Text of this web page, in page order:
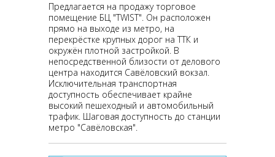
Предлагается на продажу торговое
помещение БЦ "TWIST". Он расположен
прямо на выходе из метро, на
перекрёстке крупных дорог на ТТК и
окружён плотной застройкой. В
непосредственной близости от делового
центра находится Савёловский вокзал.
Исключительная транспортная
доступность обеспечивает крайне
высокий пешеходный и автомобильный
трафик. Шаговая доступность до станции
метро "Савёловская".